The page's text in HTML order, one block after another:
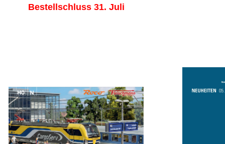
Bestellschluss 31. Juli